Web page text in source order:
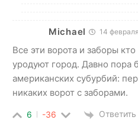
Michael 14
Все эти ворота и заборы
уродуют город. Давно пора
американских субурбий:
никаких ворот с заборами.
6 -36 Ответить